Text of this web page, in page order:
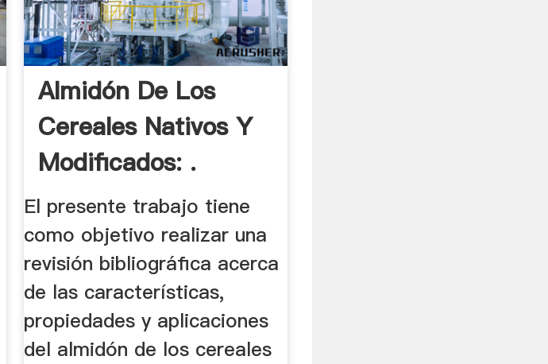
Almidón De Los
Cereales Nativos Y
Modificados: .
El presente trabajo tiene
como objetivo realizar una
revisión bibliográfica acerca
de las características,
propiedades y aplicaciones
del almidón de los cereales